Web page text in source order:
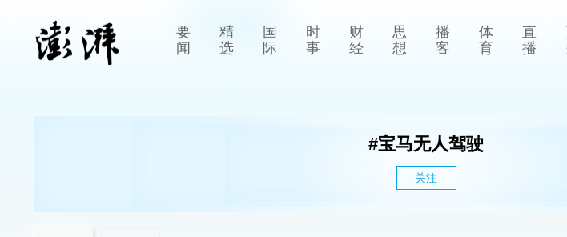
要
闻
精
选
国
际
时
事
财
经
思
想
播
客
体
育
直
播
#宝马无人驾驶
关注